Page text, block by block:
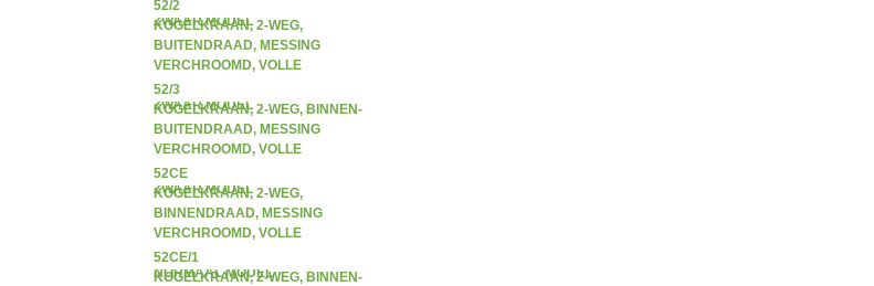
ZWAAR MODEL
52/2
KOGELKRAAN, 2-WEG,
BUITENDRAAD, MESSING
VERCHROOMD, VOLLE
DOORLAAT, VLINDERHENDEL,
ZWAAR MODEL
52/3
KOGELKRAAN, 2-WEG, BINNEN-
BUITENDRAAD, MESSING
VERCHROOMD, VOLLE
DOORLAAT, VLINDERHENDEL,
ZWAAR MODEL
52CE
KOGELKRAAN, 2-WEG,
BINNENDRAAD, MESSING
VERCHROOMD, VOLLE
DOORLAAT, VLINDERHENDEL,
NORMAAL MODEL
52CE/1
KOGELKRAAN, 2-WEG, BINNEN-